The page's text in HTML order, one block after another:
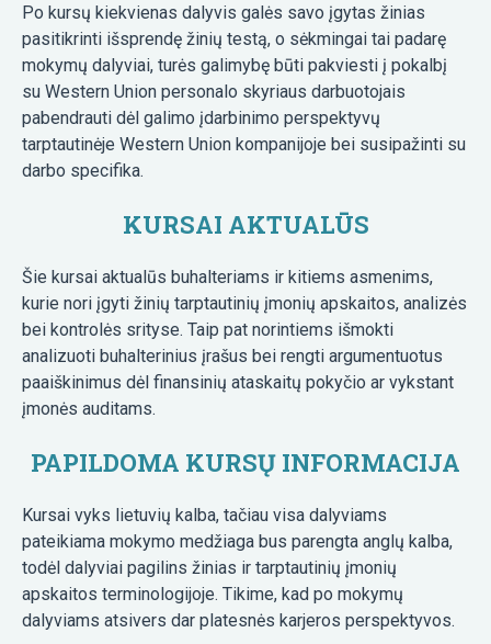
Po kursų kiekvienas dalyvis galės savo įgytas žinias
pasitikrinti išsprendę žinių testą, o sėkmingai tai padarę
mokymų dalyviai, turės galimybę būti pakviesti į pokalbį
su Western Union personalo skyriaus darbuotojais
pabendrauti dėl galimo įdarbinimo perspektyvų
tarptautinėje Western Union kompanijoje bei susipažinti su
darbo specifika.
KURSAI AKTUALŪS
Šie kursai aktualūs buhalteriams ir kitiems asmenims,
kurie nori įgyti žinių tarptautinių įmonių apskaitos, analizės
bei kontrolės srityse. Taip pat norintiems išmokti
analizuoti buhalterinius įrašus bei rengti argumentuotus
paaiškinimus dėl finansinių ataskaitų pokyčio ar vykstant
įmonės auditams.
PAPILDOMA KURSŲ INFORMACIJA
Kursai vyks lietuvių kalba, tačiau visa dalyviams
pateikiama mokymo medžiaga bus parengta anglų kalba,
todėl dalyviai pagilins žinias ir tarptautinių įmonių
apskaitos terminologijoje. Tikime, kad po mokymų
dalyviams atsivers dar platesnės karjeros perspektyvos.